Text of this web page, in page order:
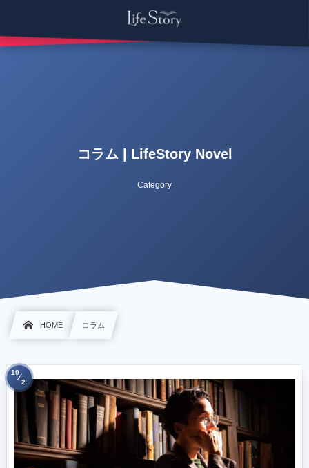
コラム | LifeStory Novel
Category
HOME コラム
10
2